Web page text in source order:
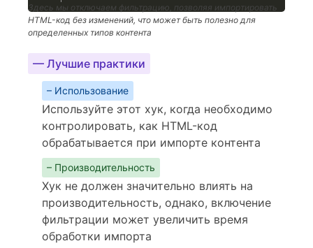
Здесь мы отключаем фильтрацию, позволяя импортировать
HTML-код без изменений, что может быть полезно для
определенных типов контента
— Лучшие практики
– Использование
Используйте этот хук, когда необходимо
контролировать, как HTML-код
обрабатывается при импорте контента
– Производительность
Хук не должен значительно влиять на
производительность, однако, включение
фильтрации может увеличить время
обработки импорта